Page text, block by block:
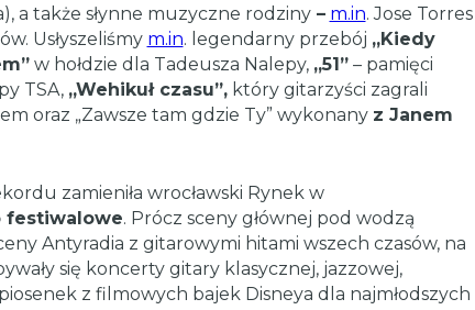
a także słynne muzyczne rodziny– m.in. Jose Torres
Usłyszeliśmy m.in. legendarny przebój „Kiedy
w hołdzie dla Tadeusza Nalepy, „51”– pamięci
TSA, „Wehikuł czasu”,który gitarzyści zagrali
oraz „Zawsze tam gdzie Ty” wykonany z Janem
zamieniła wrocławski Rynek w
festiwalowe. Prócz sceny głównej pod wodzą
Antyradia z gitarowymi hitami wszech czasów, na
się koncerty gitary klasycznej, jazzowej,
z filmowych bajek Disneya dla najmłodszych